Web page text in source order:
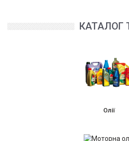
КАТАЛОГ
Олії